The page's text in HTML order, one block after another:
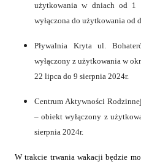
użytkowania w dniach od 1
wyłączona do użytkowania od
Pływalnia Kryta ul.
wyłączony z użytkowania w
22 lipca do 9 sierpnia 2024r.
Centrum Aktywności
– obiekt wyłączony z
sierpnia 2024r.
W trakcie trwania wakacji będzie